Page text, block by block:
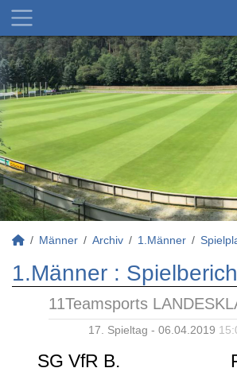
Männer Archiv 1.Männer
1.Männer :
11Teamsports
17. Spieltag - 06.04.2019
SG VfR B.